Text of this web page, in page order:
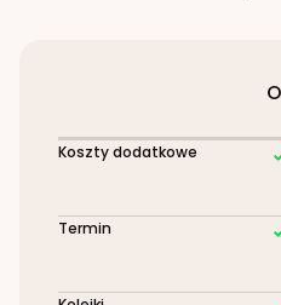
Koszty dodatkowe
Termin